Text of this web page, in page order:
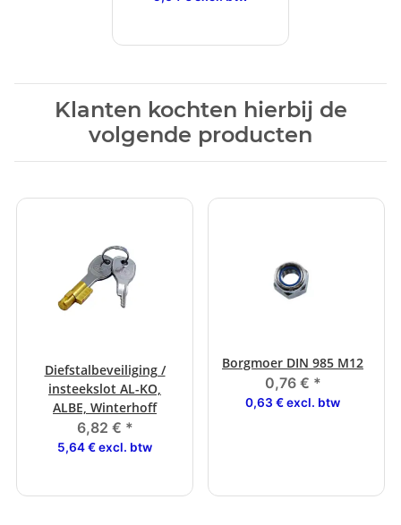
Klanten kochten hierbij de
volgende producten
Diefstalbeveiliging /
insteekslot AL-KO,
ALBE, Winterhoff
6,82 € *
5,64 € excl. btw
Borgmoer DIN 985 M12
0,76 € *
0,63 € excl. btw